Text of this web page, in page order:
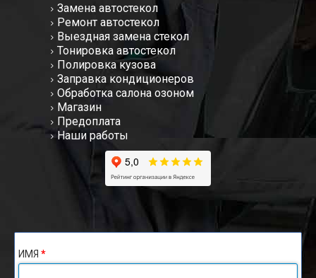
Замена автостекол
Ремонт автостекол
Выездная замена стекол
Тонировка автостекол
Полировка кузова
Заправка кондиционеров
Обработка салона озоном
Магазин
Предоплата
Наши работы
ИМЯ *